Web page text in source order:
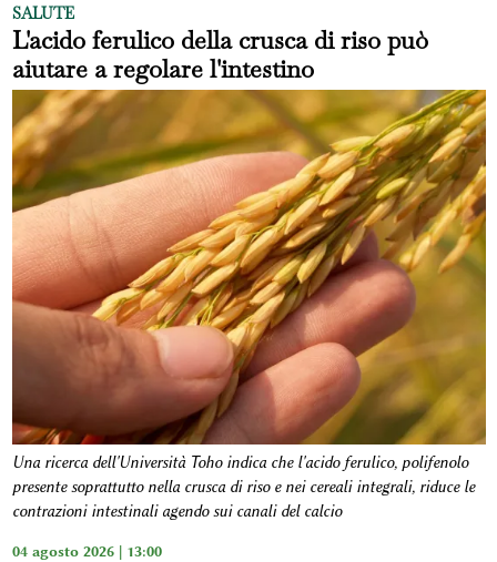
SALUTE
L'acido ferulico della crusca di riso può
aiutare a regolare l'intestino
Una ricerca dell'Università Toho indica che l'acido ferulico, polifenolo
presente soprattutto nella crusca di riso e nei cereali integrali, riduce le
contrazioni intestinali agendo sui canali del calcio
04 agosto 2026 | 13:00